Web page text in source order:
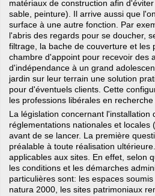
matériaux de construction afin
sable, peinture). Il arrive aussi que
surface à une autre fonction. Par
l'abris des regards pour se doucher,
filtrage, la bache de couverture et les
chambre d'appoint pour recevoir des
d'indépendance à un grand
jardin sur leur terrain une solution
pour d'éventuels clients. Cette
les professions libérales en
La législation concernant
réglementations nationales et locales (
avant de se lancer. La première
préalable à toute réalisation
applicables aux sites. En effet, selon
les conditions et les démarches
particulières sont: les espaces
natura 2000, les sites patrimoniaux